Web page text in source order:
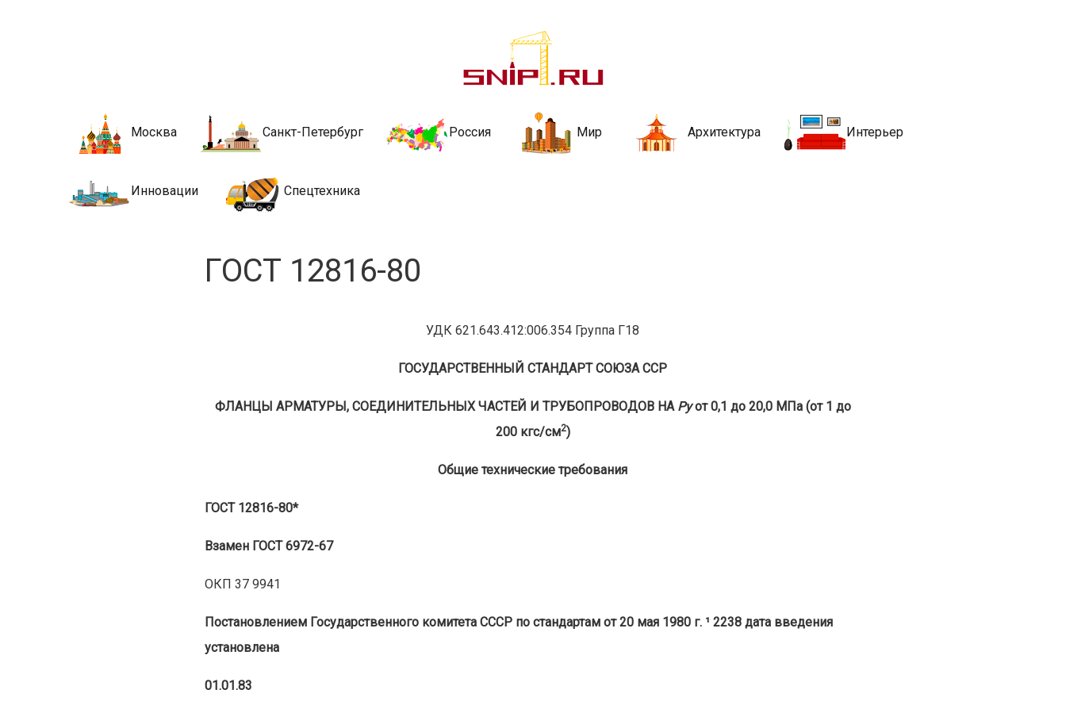
Новости строительства и недвижимости
стройкой рубрики
Москва Санкт-Петербург Россия Мир Архитектура Интерьер
Инновации Спецтехника
ГОСТ 12816-80
УДК 621.643.412:006.354 Группа Г18
ГОСУДАРСТВЕННЫЙ СТАНДАРТ СОЮЗА ССР
ФЛАНЦЫ АРМАТУРЫ, СОЕДИНИТЕЛЬНЫХ ЧАСТЕЙ И ТРУБОПРОВОДОВ НА Руот 0,1 до 20,0 МПа (от 1 до
200 кгс/см2)
Общие технические требования
ГОСТ 12816-80*
Взамен ГОСТ 6972-67
ОКП 37 9941
Постановлением Государственного комитета СССР по стандартам от 20 мая 1980 г. ¹ 2238 дата введения
установлена
01.01.83